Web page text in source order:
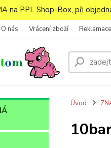
na PPL Shop-Box, při
O nás Vrácení zboží Reklamace
Úvod